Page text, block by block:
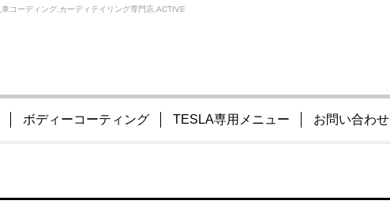
コーディング,カーディテイリング専門店,ACTIVE
ボディーコーティング TESLA専用メニュー お問い合わせ